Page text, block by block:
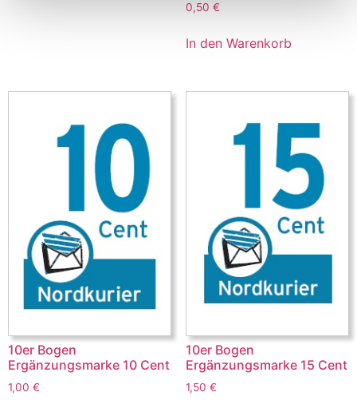
0,50 €
In den Warenkorb
10er Bogen
Ergänzungsmarke 10 Cent
1,00 €
10er Bogen
Ergänzungsmarke 15 Cent
1,50 €